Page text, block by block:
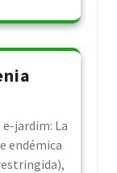
jardim: La
endémica